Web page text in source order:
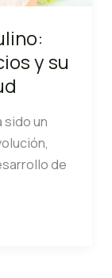
y su
sido un
de